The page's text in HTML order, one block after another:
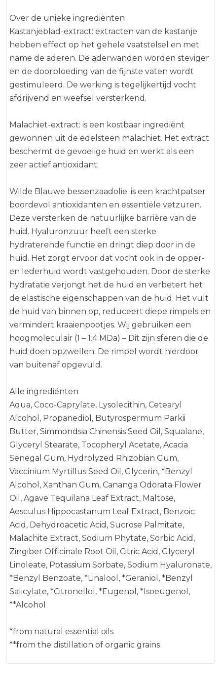
**from the distillation of organic grains
Over de unieke ingrediënten
Kastanjeblad-extract: extracten van de kastanje
hebben effect op het gehele vaatstelsel en met
name de aderen. De aderwanden worden steviger
en de doorbloeding van de fijnste vaten wordt
gestimuleerd. De werking is tegelijkertijd vocht
afdrijvend en weefsel versterkend.
Malachiet-extract: is een kostbaar ingrediënt
gewonnen uit de edelsteen malachiet. Het extract
beschermt de gevoelige huid en werkt als een
zeer actief antioxidant.
Wilde Blauwe bessenzaadolie: is een krachtpatser
boordevol antioxidanten en essentiële vetzuren.
Deze versterken de natuurlijke barrière van de
huid. Hyaluronzuur heeft een sterke
hydraterende functie en dringt diep door in de
huid. Het zorgt ervoor dat vocht ook in de opper-
en lederhuid wordt vastgehouden. Door de sterke
hydratatie verjongt het de huid en verbetert het
de elastische eigenschappen van de huid. Het vult
de huid van binnen op, reduceert diepe rimpels en
vermindert kraaienpootjes. Wij gebruiken een
hoogmoleculair (1 – 1.4 MDa) – Dit zijn sferen die de
huid doen opzwellen. De rimpel wordt hierdoor
van buitenaf opgevuld.
Alle ingrediënten
Aqua, Coco-Caprylate, Lysolecithin, Cetearyl
Alcohol, Propanediol, Butyrospermum Parkii
Butter, Simmondsia Chinensis Seed Oil, Squalane,
Glyceryl Stearate, Tocopheryl Acetate, Acacia
Senegal Gum, Hydrolyzed Rhizobian Gum,
Vaccinium Myrtillus Seed Oil, Glycerin, *Benzyl
Alcohol, Xanthan Gum, Cananga Odorata Flower
Oil, Agave Tequilana Leaf Extract, Maltose,
Aesculus Hippocastanum Leaf Extract, Benzoic
Acid, Dehydroacetic Acid, Sucrose Palmitate,
Malachite Extract, Sodium Phytate, Sorbic Acid,
Zingiber Officinale Root Oil, Citric Acid, Glyceryl
Linoleate, Potassium Sorbate, Sodium Hyaluronate,
*Benzyl Benzoate, *Linalool, *Geraniol, *Benzyl
Salicylate, *Citronellol, *Eugenol, *Isoeugenol,
**Alcohol
*from natural essential oils
**from the distillation of organic grains